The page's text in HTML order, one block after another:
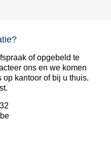
of opgebeld te
ons en we komen
op kantoor of bij u thuis.